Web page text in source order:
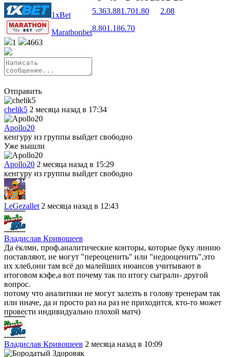
1xBet
5.363.881.701.80 2.08
Marathonbet8.801.186.70
1
4663
Отправить
chelik5 2 месяца назад в 17:34
Apollo20
кенгуру из группы выйдет свободно
Уже вышли
Apollo20 2 месяца назад в 15:29
кенгуру из группы выйдет свободно
LeGezallet 2 месяца назад в 12:43
Владислав Кривошеев
Да ёклмн, проф.аналитические конторы, которые буку линию
поставляют, не могут "переоценить" или "недооценить",это
их хлеб,они там всё до малейших нюансов учитывают в
итоговом кэфе,а вот почему так по итогу сыграли- другой
вопрос.
потому что аналитики не могут залезть в голову тренерам так
или иначе, да и просто раз на раз не приходится, кто-то может
провести индивидуально плохой матч)
Владислав Кривошеев 2 месяца назад в 10:09